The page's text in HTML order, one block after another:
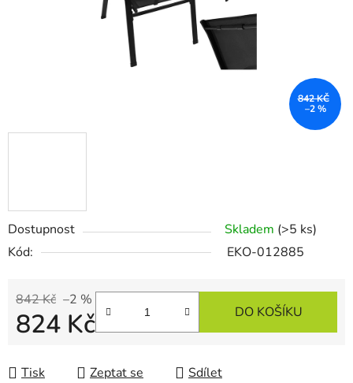
Dostupnost Skladem (>5 ks)
Kód:
EKO-012885
842 Kč –2 %
824 Kč DO KOŠÍKU
Tisk Zeptat se Sdílet
842 KČ
–2 %